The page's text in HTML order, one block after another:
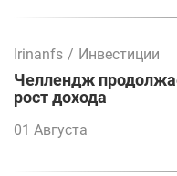
Irinanfs / Инвестиции
Челлендж
рост дохода
01 Августа